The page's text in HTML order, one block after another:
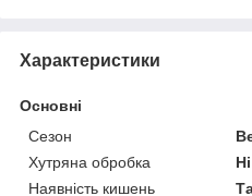
Характеристики
Основні
Сезон
Хутряна обробка
Ні
Наявність кишень